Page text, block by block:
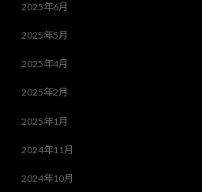
2025年6月
2025年5月
2025年4月
2025年2月
2025年1月
2024年11月
2024年10月